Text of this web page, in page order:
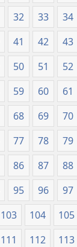
32 33 34
41 42 43
50 51 52
59 60 61
68 69 70
77 78 79
86 87 88
95 96 97
103 104 105
111 112 113